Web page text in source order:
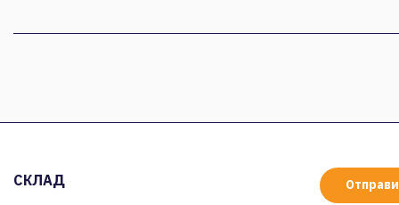
СКЛАД